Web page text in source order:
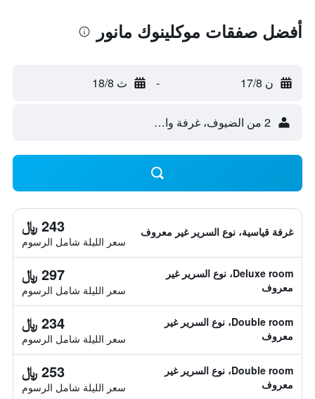
أفضل صفقات موكلينوك مانور
ن 17/8 - ث 18/8
2 من الضيوف، غرفة واحدة
غرفة قياسية، نوع السرير غير معروف 243 ﷼
سعر الليلة شامل الرسوم
Deluxe room، نوع السرير غير
معروف
297 ﷼
سعر الليلة شامل الرسوم
Double room، نوع السرير غير
معروف
234 ﷼
سعر الليلة شامل الرسوم
Double room، نوع السرير غير
معروف
253 ﷼
سعر الليلة شامل الرسوم